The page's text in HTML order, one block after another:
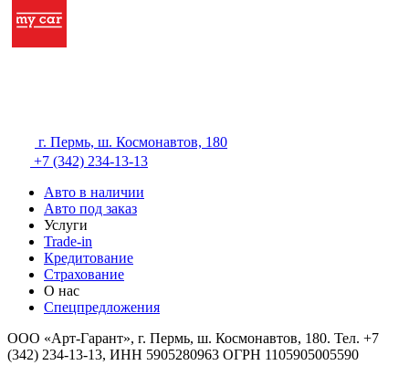
г. Пермь, ш. Космонавтов, 180
+7 (342) 234-13-13
Авто в наличии
Авто под заказ
Услуги
Trade-in
Кредитование
Страхование
О нас
Спецпредложения
ООО «Арт-Гарант», г. Пермь, ш. Космонавтов, 180. Тел. +7
(342) 234-13-13, ИНН 5905280963 ОГРН 1105905005590